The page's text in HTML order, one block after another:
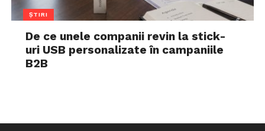
ȘTIRI
De ce unele companii revin la stick-
uri USB personalizate în campaniile
B2B